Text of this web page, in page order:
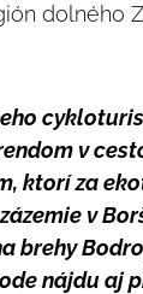
dolného
v
ktorí za
v
brehy
nájdu aj